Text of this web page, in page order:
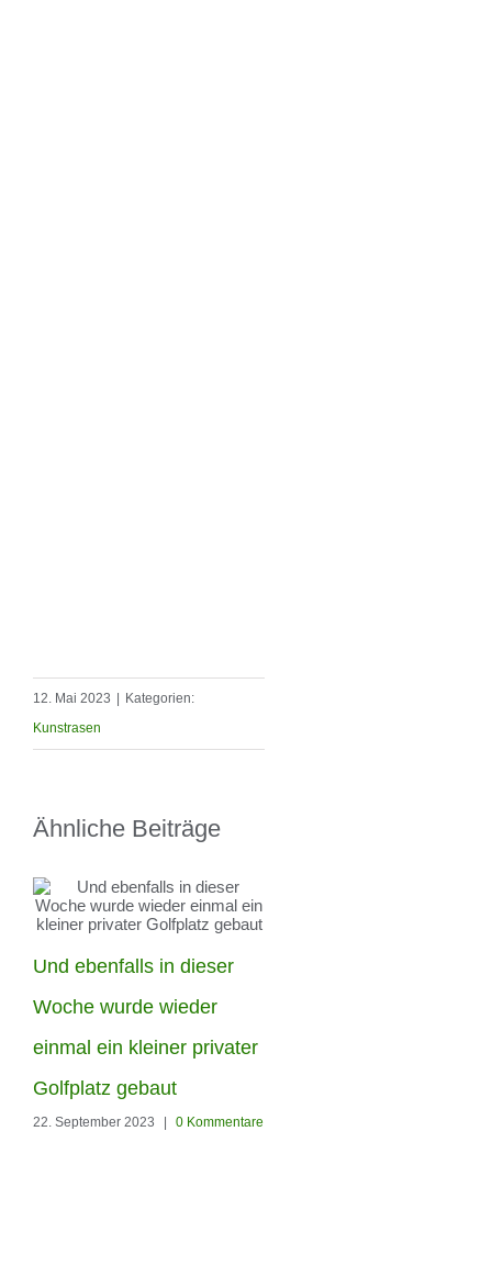
12. Mai 2023
Kategorien:
Kunstrasen
Ähnliche Beiträge
Und ebenfalls in dieser
Woche wurde wieder
einmal ein kleiner privater
Golfplatz gebaut
22. September 2023 0 Kommentare